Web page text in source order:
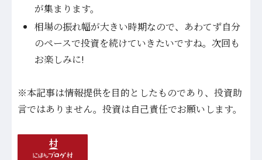
が集まります。
相場の振れ幅が大きい時期なので、あわてず自分
のペースで投資を続けていきたいですね。次回も
お楽しみに!
※本記事は情報提供を目的としたものであり、投資助
言ではありません。投資は自己責任でお願いします。